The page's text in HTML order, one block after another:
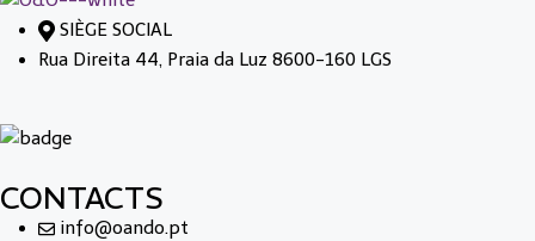
SIÈGE SOCIAL
Rua Direita 44, Praia da Luz 8600-160 LGS
CONTACTS
info@oando.pt